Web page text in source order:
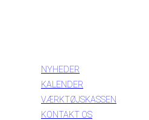
NYHEDER
KALENDER
VÆRKTØJSKASSEN
KONTAKT OS